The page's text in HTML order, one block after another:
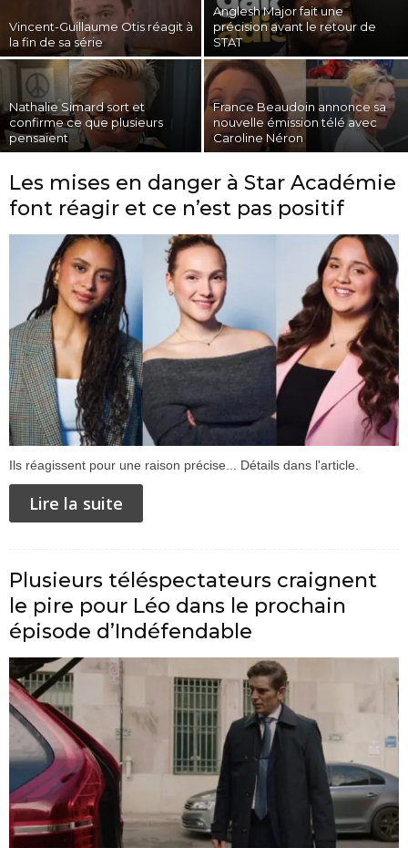
Vincent-Guillaume Otis réagit à
la fin de sa série
Anglesh Major fait une
précision avant le retour de
STAT
Nathalie Simard sort et
confirme ce que plusieurs
pensaient
France Beaudoin annonce sa
nouvelle émission télé avec
Caroline Néron
Les mises en danger à Star Académie
font réagir et ce n’est pas positif
Ils réagissent pour une raison précise... Détails dans l'article.
Lire la suite
Plusieurs téléspectateurs craignent
le pire pour Léo dans le prochain
épisode d’Indéfendable